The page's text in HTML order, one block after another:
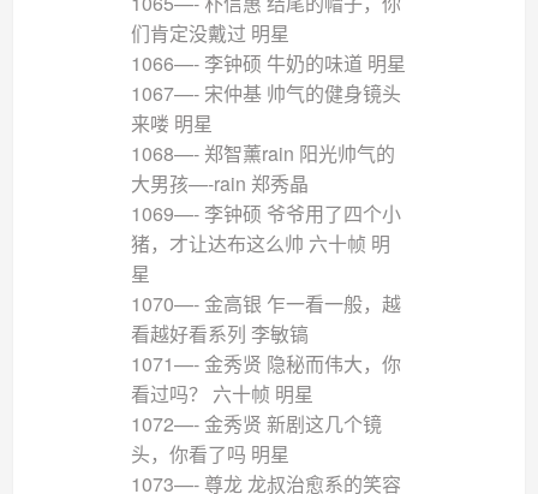
们肯定没戴过 明星
1066—- 李钟硕 牛奶的味道 明星
1067—- 宋仲基 帅气的健身镜头
来喽 明星
1068—- 郑智薰rain 阳光帅气的
大男孩—-rain 郑秀晶
1069—- 李钟硕 爷爷用了四个小
猪，才让达布这么帅 六十帧 明
星
1070—- 金高银 乍一看一般，越
看越好看系列 李敏镐
1071—- 金秀贤 隐秘而伟大，你
看过吗？ 六十帧 明星
1072—- 金秀贤 新剧这几个镜
头，你看了吗 明星
1073—- 尊龙 龙叔治愈系的笑容